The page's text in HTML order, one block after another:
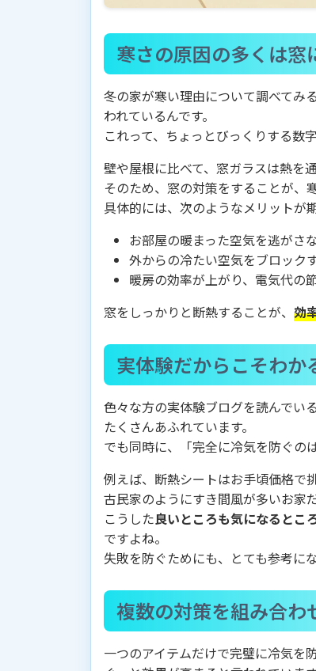
寒さの原因の多くは窓
冬の家が寒い理由について調べてみ
われているんです。
これって、ちょっとびっくりする数
壁や屋根に比べて、窓ガラスは熱を
そのため、窓の対策をすることが、
具体的には、次のようなメリットが
お部屋の暖まった空気を逃がさ
外からの冷たい空気をブロック
暖房の効率が上がり、電気代の
窓をしっかりと断熱することが、 効
実体験だからこそわか
色々な方の実体験ブログを読んでい
たくさんあふれています。
でも同時に、「完全に冷気を防ぐの
例えば、断熱シートはお手頃価格で
古民家のようにすき間風が多いお家
こうした良いところも気になるとこ
ですよね。
失敗を防ぐためにも、とても参考に
複数の対策を組み合わ
一つのアイテムだけで完璧に冷気を